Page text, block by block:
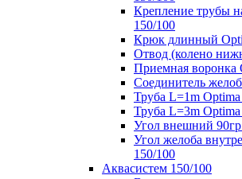
Крепление трубы
150/100
Крюк длинный
Отвод (колено
Приемная воронка
Соединитель
Труба L=1m
Труба L=3m
Угол внешний
Угол желоба
150/100
Аквасистем 150/100